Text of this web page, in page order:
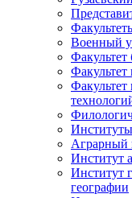
Военный
Институты
Аграрный
Институт
Институт
географии